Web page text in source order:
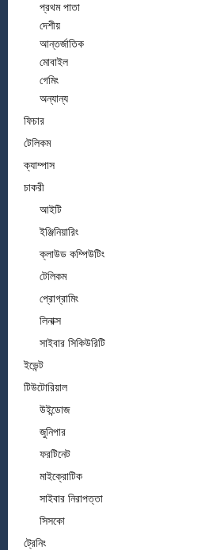
প্রথম পাতা
দেশীয়
আন্তর্জাতিক
মোবাইল
গেমিং
অন্যান্য
ফিচার
টেলিকম
ক্যাম্পাস
চাকরী
আইটি
ইঞ্জিনিয়ারিং
ক্লাউড কম্পিউটিং
টেলিকম
প্রোগ্রামিং
লিনাক্স
সাইবার সিকিউরিটি
ইভেন্ট
টিউটোরিয়াল
উইন্ডোজ
জুনিপার
ফরটিনেট
মাইক্রোটিক
সাইবার নিরাপত্তা
সিসকো
ট্রেনিং